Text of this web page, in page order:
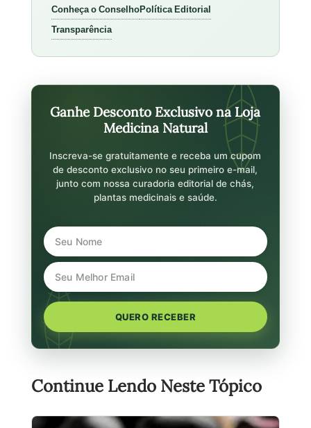
Conheça o ConselhoPolítica Editorial
Transparência
Ganhe Desconto Exclusivo na Loja
Medicina Natural
Inscreva-se gratuitamente e receba um cupom
de desconto exclusivo no seu primeiro e-mail,
junto com nossa curadoria editorial de chás,
plantas medicinais e saúde.
QUERO RECEBER
Continue Lendo Neste Tópico